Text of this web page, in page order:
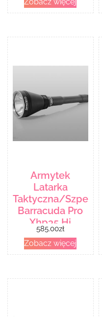
Armytek
Latarka
Taktyczna/Szperacz
Barracuda Pro
Xhp35 Hi
F03302Sc
585.00zł
Zobacz więcej